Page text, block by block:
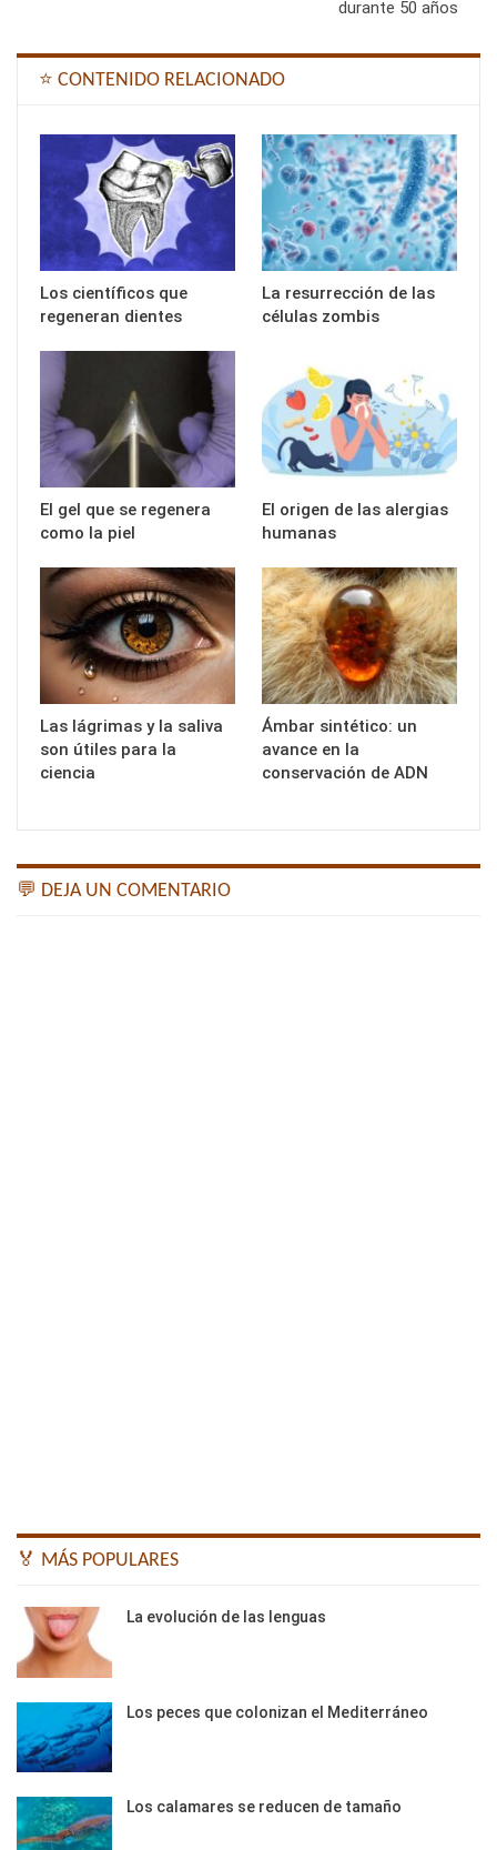
durante 50 años
⭐ CONTENIDO RELACIONADO
Los científicos que
regeneran dientes
La resurrección de las
células zombis
El gel que se regenera
como la piel
El origen de las alergias
humanas
Las lágrimas y la saliva
son útiles para la
ciencia
Ámbar sintético: un
avance en la
conservación de ADN
💬 DEJA UN COMENTARIO
🏅 MÁS POPULARES
La evolución de las lenguas
Los peces que colonizan el Mediterráneo
Los calamares se reducen de tamaño